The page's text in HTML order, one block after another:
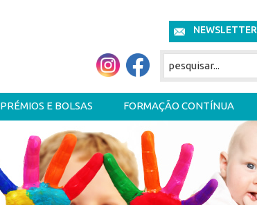
NEWSLETTER
PRÉMIOS E BOLSAS FORMAÇÃO CONTÍNUA